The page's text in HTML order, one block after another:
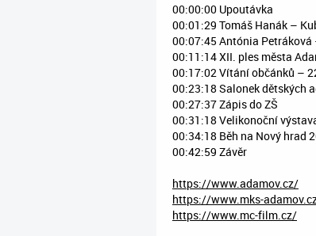
00:00:00 Upoutávka
00:01:29 Tomáš Hanák –
00:07:45 Antónia
00:11:14 XII. ples města
00:17:02 Vítání občánků –
00:23:18 Salonek dětských
00:27:37 Zápis do ZŠ
00:31:18 Velikonoční
00:34:18 Běh na Nový hrad
00:42:59 Závěr
https://www.adamov.cz/​​​
https://www.mks-
https://www.mc-film.cz/